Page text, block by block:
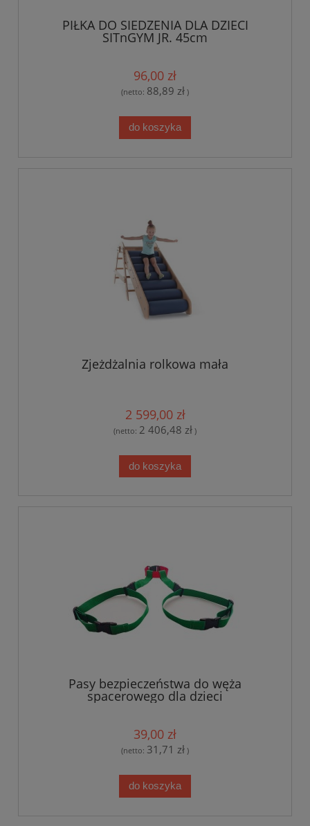
PIŁKA DO SIEDZENIA DLA DZIECI
SITnGYM JR. 45cm
96,00 zł
(netto: 88,89 zł )
do koszyka
Zjeżdżalnia rolkowa mała
2 599,00 zł
(netto: 2 406,48 zł )
do koszyka
Pasy bezpieczeństwa do węża
spacerowego dla dzieci
39,00 zł
(netto: 31,71 zł )
do koszyka